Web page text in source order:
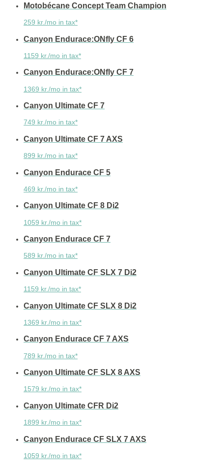
Motobécane Concept Team Champion
259 kr./mo in tax*
Canyon Endurace:ONfly CF 6
1159 kr./mo in tax*
Canyon Endurace:ONfly CF 7
1369 kr./mo in tax*
Canyon Ultimate CF 7
749 kr./mo in tax*
Canyon Ultimate CF 7 AXS
899 kr./mo in tax*
Canyon Endurace CF 5
469 kr./mo in tax*
Canyon Ultimate CF 8 Di2
1059 kr./mo in tax*
Canyon Endurace CF 7
589 kr./mo in tax*
Canyon Ultimate CF SLX 7 Di2
1159 kr./mo in tax*
Canyon Ultimate CF SLX 8 Di2
1369 kr./mo in tax*
Canyon Endurace CF 7 AXS
789 kr./mo in tax*
Canyon Ultimate CF SLX 8 AXS
1579 kr./mo in tax*
Canyon Ultimate CFR Di2
1899 kr./mo in tax*
Canyon Endurace CF SLX 7 AXS
1059 kr./mo in tax*